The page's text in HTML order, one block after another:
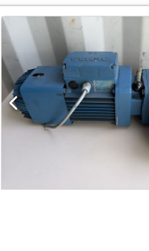
entstanden sind. Dank
in Industrieanlagen,
konzipiert sind, die eine
Lenze Getriebemodell:
Spannung: 3× 220–240 V
Übersetzungsverhältnis: i =
Betriebsart: S1
auf den Fotos dargestellt